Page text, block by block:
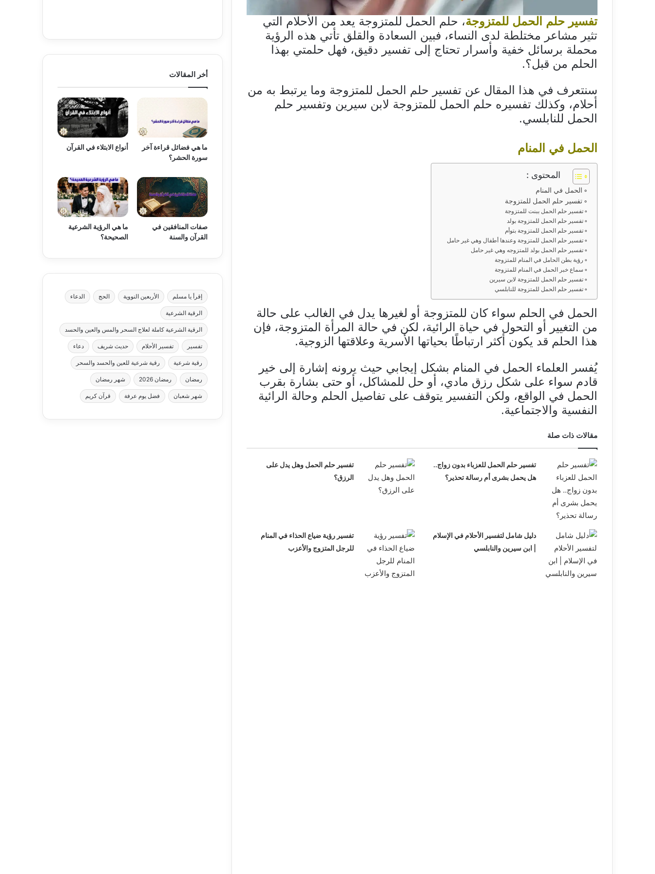
تفسير حلم الحمل للمتزوجة، حلم الحمل للمتزوجة يعد من الأحلام التي
تثير مشاعر مختلطة لدى النساء، فبين السعادة والقلق تأتي هذه الرؤية
محملة برسائل خفية وأسرار تحتاج إلى تفسير دقيق، فهل حلمتي بهذا
الحلم من قبل؟.
سنتعرف في هذا المقال عن تفسير حلم الحمل للمتزوجة وما يرتبط به من
أحلام، وكذلك تفسيره حلم الحمل للمتزوجة لابن سيرين وتفسير حلم
الحمل للنابلسي.
الحمل في المنام
المحتوى :
الحمل في المنام
تفسير حلم الحمل للمتزوجة
تفسير حلم الحمل ببنت للمتزوجة
تفسير حلم الحمل للمتزوجة بولد
تفسير حلم الحمل للمتزوجة بتوأم
تفسير حلم الحمل للمتزوجة وعندها أطفال وهي غير حامل
تفسير حلم الحمل بولد للمتزوجه وهي غير حامل
رؤية بطن الحامل في المنام للمتزوجة
سماع خبر الحمل في المنام للمتزوجة
تفسير حلم الحمل للمتزوجة لابن سيرين
تفسير حلم الحمل للمتزوجة للنابلسي
الحمل في الحلم سواء كان للمتزوجة أو لغيرها يدل في الغالب على حالة
من التغيير أو التحول في حياة الرائية، لكن في حالة المرأة المتزوجة، فإن
هذا الحلم قد يكون أكثر ارتباطًا بحياتها الأسرية وعلاقتها الزوجية.
يُفسر العلماء الحمل في المنام بشكل إيجابي حيث يرونه إشارة إلى خير
قادم سواء على شكل رزق مادي، أو حل للمشاكل، أو حتى بشارة بقرب
الحمل في الواقع، ولكن التفسير يتوقف على تفاصيل الحلم وحالة الرائية
النفسية والاجتماعية.
مقالات ذات صلة
تفسير حلم الحمل للعزباء بدون زواج..
هل يحمل بشرى أم رسالة تحذير؟
تفسير حلم الحمل وهل يدل على
الرزق؟
دليل شامل لتفسير الأحلام في الإسلام
| ابن سيرين والنابلسي
تفسير رؤية ضياع الحذاء في المنام
للرجل المتزوج والأعزب
أخر المقالات
ما هي فضائل قراءة آخر
سورة الحشر؟
أنواع الابتلاء في القرآن
صفات المنافقين في
القرآن والسنة
ما هي الرؤية الشرعية
الصحيحة؟
إقرأ يا مسلم الأربعين النووية الحج الدعاء
الرقية الشرعية
الرقية الشرعية كاملة لعلاج السحر والمس والعين والحسد
تفسير تفسير الأحلام حديث شريف دعاء
رقية شرعية رقية شرعية للعين والحسد والسحر
رمضان رمضان 2026 شهر رمضان
شهر شعبان فضل يوم عرفة قرآن كريم